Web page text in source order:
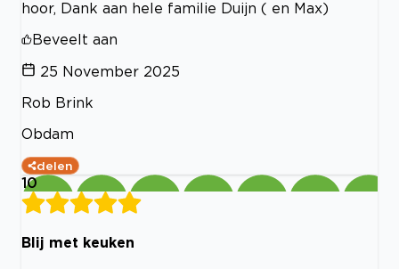
hoor, Dank aan hele familie Duijn ( en Max)
Beveelt aan
25 November 2025
Rob Brink
Obdam
delen
10
Blij met keuken